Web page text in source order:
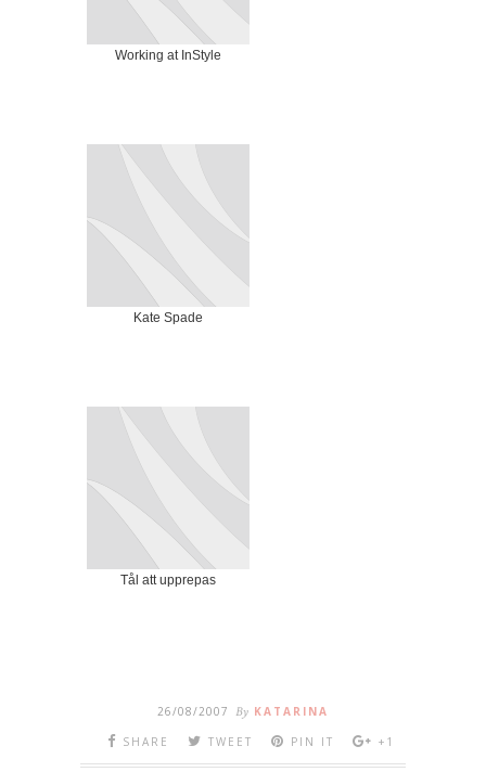
Working at InStyle
Kate Spade
Tål att upprepas
26/08/2007 By KATARINA
SHARE
TWEET PIN IT +1